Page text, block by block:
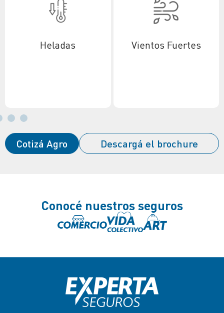
Heladas Vientos Fuertes
Cotizá Agro Descargá el brochure
Conocé nuestros seguros